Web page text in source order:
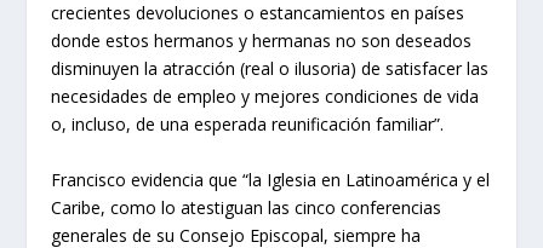
crecientes devoluciones o estancamientos en países
donde estos hermanos y hermanas no son deseados
disminuyen la atracción (real o ilusoria) de satisfacer las
necesidades de empleo y mejores condiciones de vida
o, incluso, de una esperada reunificación familiar”.
Francisco evidencia que “la Iglesia en Latinoamérica y el
Caribe, como lo atestiguan las cinco conferencias
generales de su Consejo Episcopal, siempre ha